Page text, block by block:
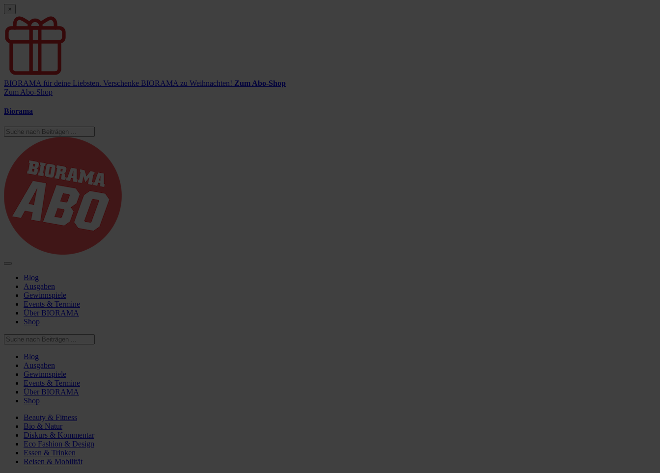
×
BIORAMA für deine Liebsten. Verschenke BIORAMA zu Weihnachten! Zum Abo-Shop
Zum Abo-Shop
Biorama
Blog
Ausgaben
Gewinnspiele
Events & Termine
Über BIORAMA
Shop
Blog
Ausgaben
Gewinnspiele
Events & Termine
Über BIORAMA
Shop
Beauty & Fitness
Bio & Natur
Diskurs & Kommentar
Eco Fashion & Design
Essen & Trinken
Reisen & Mobilität